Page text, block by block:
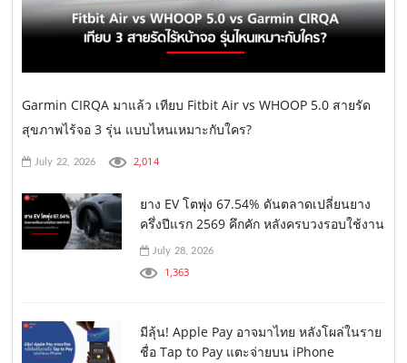
Garmin CIRQA มาแล้ว เทียบ Fitbit Air vs WHOOP 5.0 สายรัด
สุขภาพไร้จอ 3 รุ่น แบบไหนเหมาะกับใคร?
July 22, 2026 2,014
ยาง EV โตพุ่ง 67.54% ดันตลาดเปลี่ยนยาง
ครึ่งปีแรก 2569 คึกคัก หลังครบวงรอบใช้งาน
July 28, 2026
1,363
มีลุ้น! Apple Pay อาจมาไทย หลังโผล่ในราย
ชื่อ Tap to Pay แตะจ่ายบน iPhone